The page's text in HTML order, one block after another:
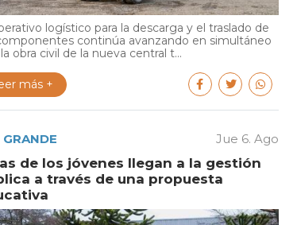
logístico para la descarga y el traslado de
continúa avanzando en simultáneo
obra civil de la nueva central t...
más +
GRANDE Jue 6. Ago
de los jóvenes llegan a la gestión
a través de una propuesta